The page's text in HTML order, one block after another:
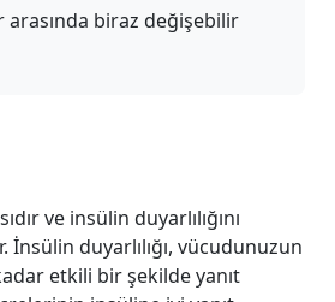
arasında biraz değişebilir
ve insülin duyarlılığını
duyarlılığı, vücudunuzun
etkili bir şekilde yanıt